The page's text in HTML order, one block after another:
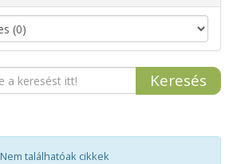
Nem találhatóak cikkek